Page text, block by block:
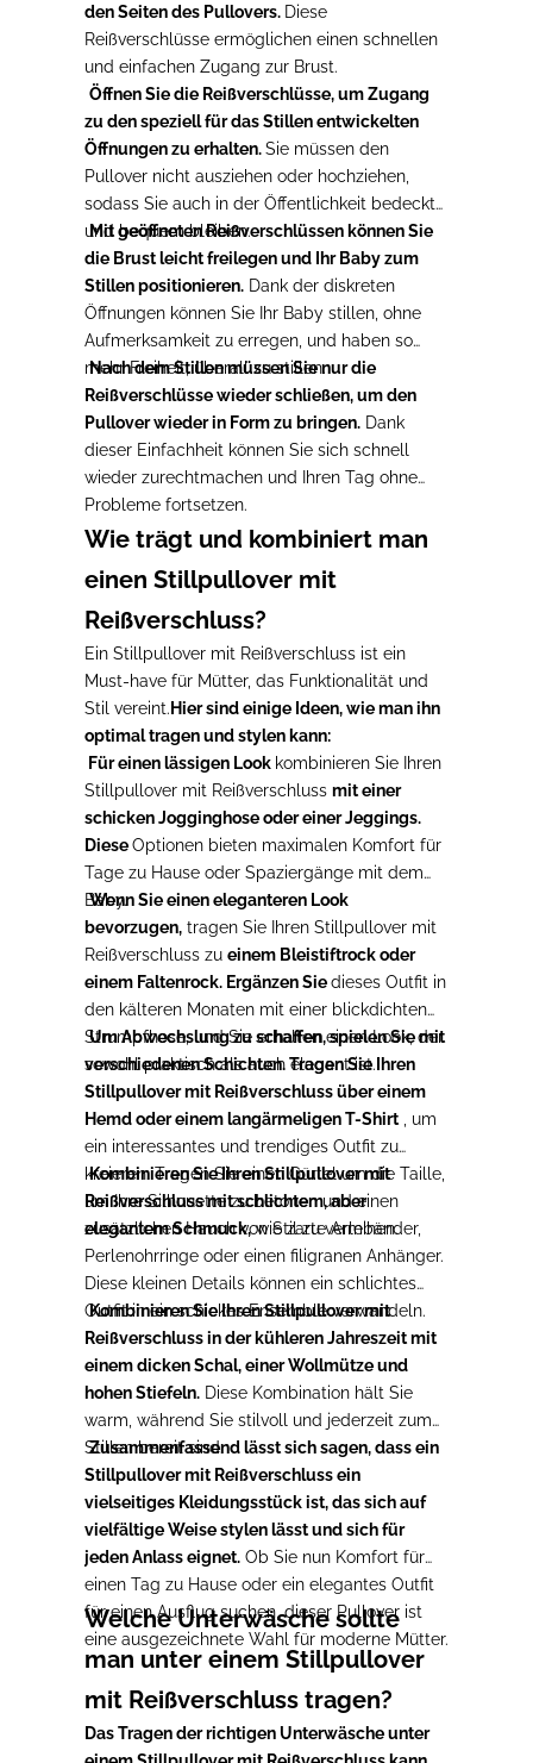
den Seiten des Pullovers. Diese
Reißverschlüsse ermöglichen einen schnellen
und einfachen Zugang zur Brust.
Öffnen Sie die Reißverschlüsse, um Zugang
zu den speziell für das Stillen entwickelten
Öffnungen zu erhalten.Sie müssen den
Pullover nicht ausziehen oder hochziehen,
sodass Sie auch in der Öffentlichkeit bedeckt
und bequem bleiben.
Mit geöffneten Reißverschlüssen können Sie
die Brust leicht freilegen und Ihr Baby zum
Stillen positionieren. Dank der diskreten
Öffnungen können Sie Ihr Baby stillen, ohne
Aufmerksamkeit zu erregen, und haben so
mehr Freiheit, überall zu stillen.
Nach dem Stillen müssen Sie nur die
Reißverschlüsse wieder schließen, um den
Pullover wieder in Form zu bringen. Dank
dieser Einfachheit können Sie sich schnell
wieder zurechtmachen und Ihren Tag ohne
Probleme fortsetzen.
Wie trägt und kombiniert man
einen Stillpullover mit
Reißverschluss?
Ein Stillpullover mit Reißverschluss ist ein
Must-have für Mütter, das Funktionalität und
Stil vereint. Hier sind einige Ideen, wie man ihn
optimal tragen und stylen kann:
Für einen lässigen Look kombinieren Sie Ihren
Stillpullover mit Reißverschluss mit einer
schicken Jogginghose oder einer Jeggings.
DieseOptionen bieten maximalen Komfort für
Tage zu Hause oder Spaziergänge mit dem
Baby.
Wenn Sie einen eleganteren Look
bevorzugen, tragen Sie Ihren Stillpullover mit
Reißverschluss zu einem Bleistiftrock oder
einem Faltenrock. Ergänzen Siedieses Outfit in
den kälteren Monaten mit einer blickdichten
Strumpfhose, und Sie erhalten einen Look, der
sowohl praktisch als auch elegant ist.
Um Abwechslung zu schaffen, spielen Sie mit
verschiedenen Schichten. Tragen Sie Ihren
Stillpullover mit Reißverschluss über einem
Hemd oder einem langärmeligen T-Shirt, um
ein interessantes und trendiges Outfit zu
kreieren. Tragen Sie einen Gürtel um die Taille,
um Ihre Silhouette zu betonen und einen
zusätzlichen Hauch von Stil zu verleihen.
Kombinieren Sie Ihren Stillpullover mit
Reißverschluss mit schlichtem, aber
elegantem Schmuck,wie zarte Armbänder,
Perlenohrringe oder einen filigranen Anhänger.
Diese kleinen Details können ein schlichtes
Outfit in ein schickes Ensemble verwandeln.
Kombinieren Sie Ihren Stillpullover mit
Reißverschluss in der kühleren Jahreszeit mit
einem dicken Schal, einer Wollmütze und
hohen Stiefeln. Diese Kombination hält Sie
warm, während Sie stilvoll und jederzeit zum
Stillen bereit sind.
Zusammenfassend lässt sich sagen, dass ein
Stillpullover mit Reißverschluss ein
vielseitiges Kleidungsstück ist, das sich auf
vielfältige Weise stylen lässt und sich für
jeden Anlass eignet. Ob Sie nun Komfort für
einen Tag zu Hause oder ein elegantes Outfit
für einen Ausflug suchen, dieser Pullover ist
eine ausgezeichnete Wahl für moderne Mütter.
Welche Unterwäsche sollte
man unter einem Stillpullover
mit Reißverschluss tragen?
Das Tragen der richtigen Unterwäsche unter